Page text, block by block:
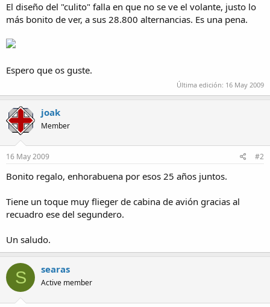
El diseño del "culito" falla en que no se ve el volante, justo lo
más bonito de ver, a sus 28.800 alternancias. Es una pena.
Espero que os guste.
Última edición: 16 May 2009
joak
Member
16 May 2009 #2
Bonito regalo, enhorabuena por esos 25 años juntos.
Tiene un toque muy flieger de cabina de avión gracias al
recuadro ese del segundero.
Un saludo.
S searas
Active member